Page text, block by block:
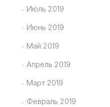
Июль 2019
Июнь 2019
Май 2019
Апрель 2019
Март 2019
Февраль 2019